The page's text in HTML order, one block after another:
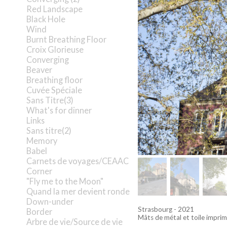
Red Landscape
Black Hole
Wind
Burnt Breathing Floor
Croix Glorieuse
Converging
Beaver
Breathing floor
Cuvée Spéciale
Sans Titre(3)
What's for dinner
Links
Sans titre(2)
Memory
Babel
Carnets de voyages/CEAAC
Corner
"Fly me to the Moon"
Quand la mer devient ronde
Down-under
Border
Arbre de vie/Source de vie
Strasbourg - 2021
Mâts de métal et toile